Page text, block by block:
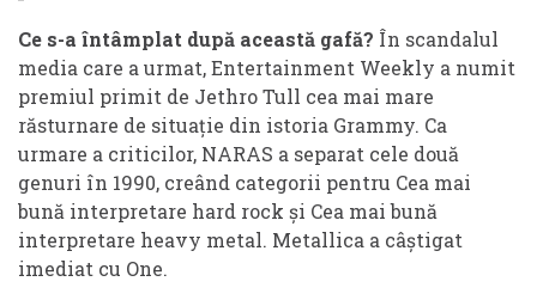
Ce s-a întâmplat după această gafă? În scandalul
media care a urmat, Entertainment Weekly a numit
premiul primit de Jethro Tull cea mai mare
răsturnare de situație din istoria Grammy. Ca
urmare a criticilor, NARAS a separat cele două
genuri în 1990, creând categorii pentru Cea mai
bună interpretare hard rock și Cea mai bună
interpretare heavy metal. Metallica a câștigat
imediat cu One.